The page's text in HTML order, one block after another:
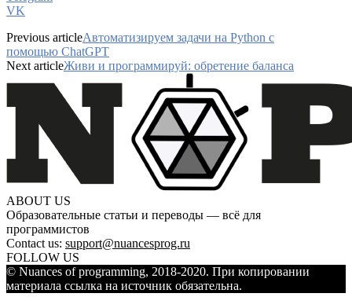
VK
Previous articleАвтоматизируем задачи на Python с
помощью ChatGPT
Next articleЖиви и программируй: обретение баланса
ABOUT US
Образовательные статьи и переводы — всё для
программистов
Contact us: support@nuancesprog.ru
FOLLOW US
© Nuances of programming, 2018-2020. При копировании
материала ссылка на источник обязательна.